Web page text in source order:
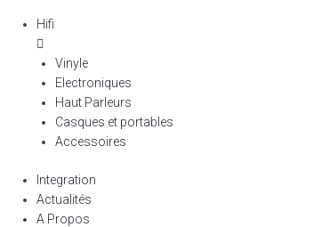
Hifi
Vinyle
Electroniques
Haut Parleurs
Casques et portables
Accessoires
Integration
Actualités
A Propos